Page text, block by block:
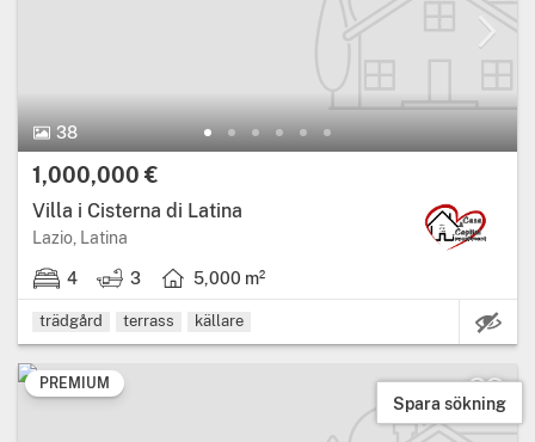
38
1,000,000 €
Villa i Cisterna di Latina
Lazio, Latina
4 3 5,000 m²
trädgård terrass källare
PREMIUM
Spara sökning